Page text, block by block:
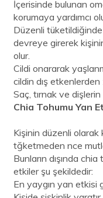
İçerisinde bulunan
korumaya yardımcı
Düzenli
devreye girerek
olur.
Cildi onararak
cildin dış
Saç, tırnak ve dişlerin
Chia Tohumu Yan
Kişinin düzenli olarak
tğketmeden nce
Bunların dışında
etkiler şu şekildedir:
En yaygın yan etkisi